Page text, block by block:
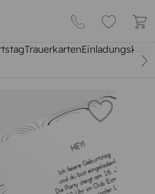
Trauerkarten